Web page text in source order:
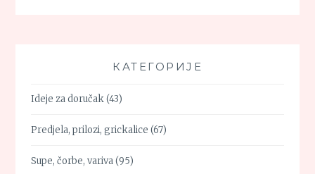
КАТЕГОРИЈЕ
Ideje za doručak(43)
Predjela, prilozi, grickalice (67)
Supe, čorbe, variva(95)